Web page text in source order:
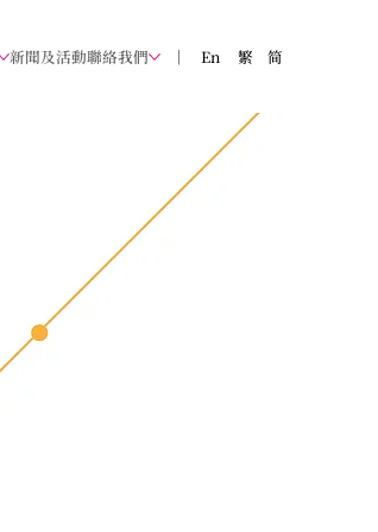
新聞及活動聯絡我們 ｜ En ​繁 简